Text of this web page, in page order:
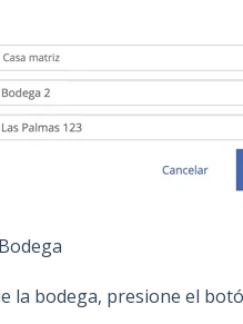
la bodega, presione el